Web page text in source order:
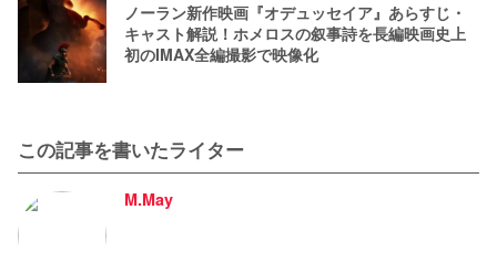
ノーラン新作映画『オデュッセイア』あらすじ・
キャスト解説！ホメロスの叙事詩を長編映画史上
初のIMAX全編撮影で映像化
この記事を書いたライター
M.May